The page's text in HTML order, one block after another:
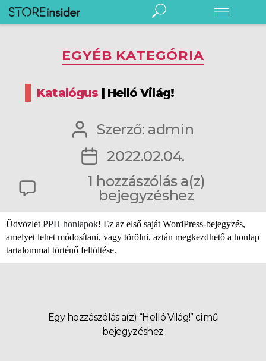
Digitális Store Insider
Hírlevél
Márka/gyártó
Fenntarthatóság
English
Podcast
Store
Kategóriák
EGYÉB KATEGÓRIA
Katalógus | Helló Világ!
Bejegyzés
szerzője
Szerző: admin
Bejegyzés
dátuma
2022.02.04.
1 hozzászólás a(z)
bejegyzéshez
ÜdvözletPPH honlapok! Ez az első saját WordPress-bejegyzés,
amelyet lehet módosítani, vagy törölni, aztán megkezdhető a honlap
tartalommal történő feltöltése.
Egy hozzászólás a(z) “Helló Világ!” című
bejegyzéshez